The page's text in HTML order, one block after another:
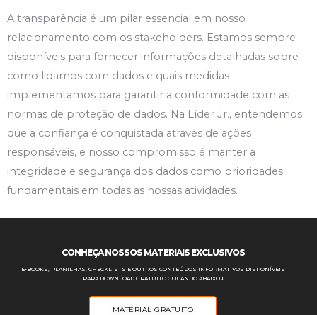
A transparência é um pilar essencial em nosso
relacionamento com os stakeholders. Estamos sempre
disponíveis para fornecer informações detalhadas sobre
como lidamos com dados e quais medidas
implementamos para garantir a conformidade com as
normas de proteção de dados. Na Líder Jr., entendemos
que a confiança é conquistada através de ações
responsáveis, e nosso compromisso é manter a
integridade e segurança dos dados como prioridades
fundamentais em todas as nossas atividades.
CONHEÇA NOSSOS MATERIAIS EXCLUSIVOS
E-BOOKS, PLANILHAS, CHECKLISTS E OUTROS CONTEÚDOS INFORMATIVOS DISPONÍVEIS
PARA DOWNLOAD GRATUITO CLICANDO ABAIXO ⭣
MATERIAL GRATUITO